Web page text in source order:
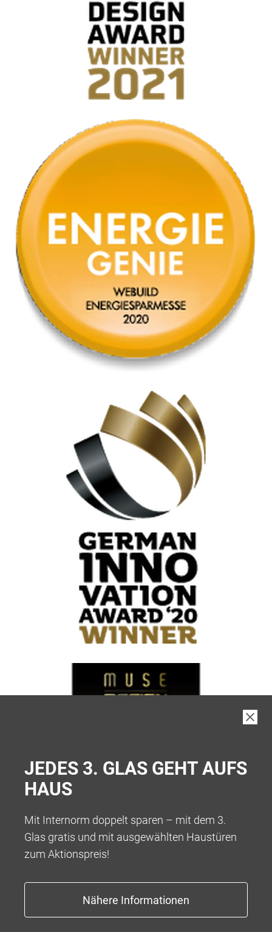
JEDES 3. GLAS GEHT AUFS
HAUS
Mit Internorm doppelt sparen – mit dem 3.
Glas gratis und mit ausgewählten Haustüren
zum Aktionspreis!